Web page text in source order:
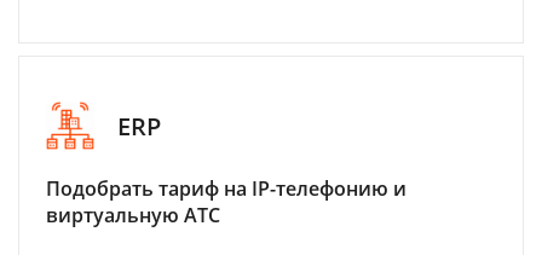
ERP
Подобрать тариф на IP-телефонию и
виртуальную АТС